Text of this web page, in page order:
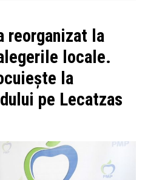
reorganizat la
locale.
la
pe Lecatzas